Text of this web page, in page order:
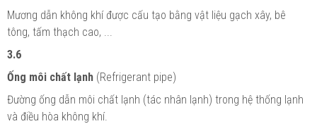
Mương dẫn không khí được cấu tạo bằng vật liệu gạch xây, bê
tông, tấm thạch cao, ...
3.6
Ống môi chất lạnh (Refrigerant pipe)
Đường ống dẫn môi chất lạnh (tác nhân lạnh) trong hệ thống lạnh
và điều hòa không khí.